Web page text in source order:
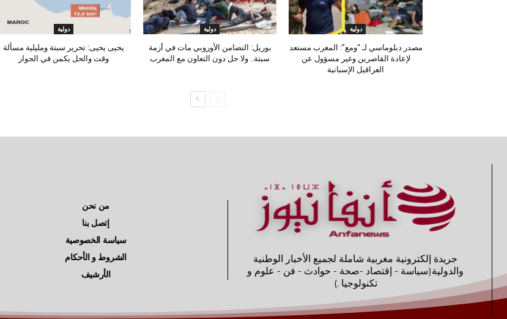
دولية
مصدر دبلوماسي لـ “ومع”: المغرب مستعد
لإعادة القاصرين وغير مسؤول عن
العراقيل الإسبانية
دولية
بوريل: التضامن الأوروبي مات في أزمة
سبتة.. ولا حل دون التعاون مع المغرب
دولية
يحيى يحيى: تحرير سبتة ومليلية مسألة
وقت والحل يكمن في الحوار
جريدة إلكترونية مغربية شاملة لجميع الأخبار الوطنية
والدولية(سياسة - إقتصاد -صحة - حوادث - فن - علوم و
تكنولوجيا .)
من نحن
إتصل بنا
سياسة الخصوصية
الشروط و الأحكام
الأرشيف